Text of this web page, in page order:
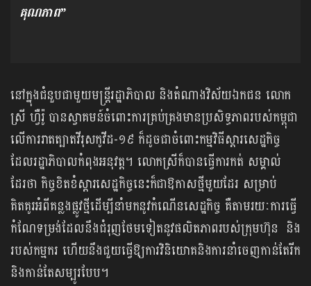
គុណភាព”
នៅក្នុងជំនួបជាមួយមន្ត្រីរដ្ឋាភិបាល និងតំណាងវិស័យឯកជន លោក
ស្រី ហ្វឺរ៉ូ បានស្វាគមន៍ចំពោះការគ្រប់គ្រងមានប្រសិទ្ធភាពរបស់កម្ពុជា
លើការរាតត្បាតវីរុសកូវីដ-១៩ ក៏ដូចជាចំពោះកម្មវិធីស្តារសេដ្ឋកិច្ច
ដែលរដ្ឋាភិបាលកំពុងអនុវត្ត។ លោកស្រីក៏បានធ្វើការកត់ សម្គាល់
ដែរថា កិច្ចខិតខំស្តារសេដ្ឋកិច្ចនេះក៏ជាឱកាសថ្មីមួយដែរ សម្រាប់
គិតគូរអំពីគន្លងផ្លូវថ្មីដើម្បីនាំមកនូវកំណើនសេដ្ឋកិច្ច គឺតាមរយៈការធ្វើ
កំណែទម្រង់ដែលនឹងជំរុញថែមទៀតនូវផលិតភាពរបស់ក្រុមហ៊ុន និង
របស់កម្មករ ហើយនឹងជួយធ្វើឱ្យការវិនិយោគនិងការនាំចេញកាន់តែរីក
និងកាន់តែសម្បូរបែប។